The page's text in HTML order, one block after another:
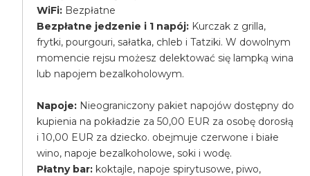
WiFi: Bezpłatne
Bezpłatne jedzenie i 1 napój: Kurczak z grilla,
frytki, pourgouri, sałatka, chleb i Tatziki. W dowolnym
momencie rejsu możesz delektować się lampką wina
lub napojem bezalkoholowym.
Napoje: Nieograniczony pakiet napojów dostępny do
kupienia na pokładzie za 50,00 EUR za osobę dorosłą
i 10,00 EUR za dziecko. obejmuje czerwone i białe
wino, napoje bezalkoholowe, soki i wodę.
Płatny bar: koktajle, napoje spirytusowe, piwo,